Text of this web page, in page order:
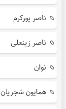
ناصر پورکرم
ناصر زینعلی
نوان
همایون شجریان